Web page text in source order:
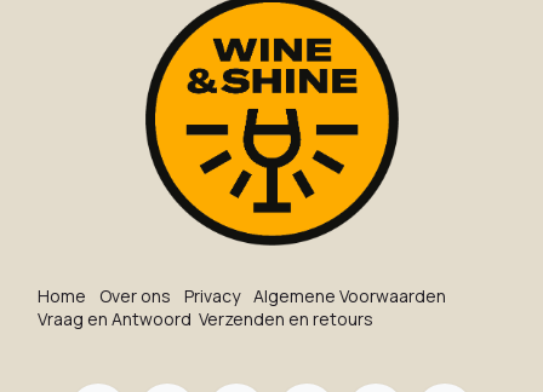
Ho​me O​ve​r on​s Privacy Algemene Voorwaarden
Vraag en Antwoord Verzenden en retours